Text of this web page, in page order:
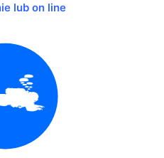
lub on line